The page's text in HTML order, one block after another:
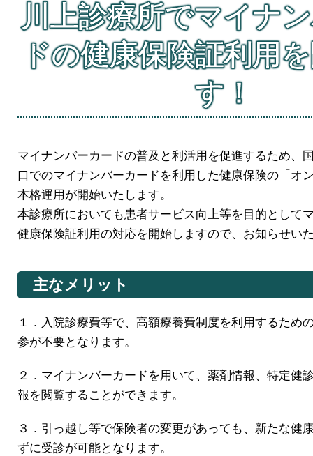
川上診療所でマイナ
ドの健康保険証利用
す！
マイナンバーカードの普及と利活用を促進するため、
口でのマイナンバーカードを利用した健康保険の「オ
本格運用が開始いた
本診療所においても患者サービス向上等を目的として
健康保険証利用の対応を開始しますので、お知らせい
主なメリット
１．入院診療費等で、高額療養費制度を利用するため
参が不要となります。
２．マイナンバーカードを用いて、薬剤情報、特定健
報を閲覧することができます。
３．引っ越し等で保険者の変更があっても、新たな健
ずに受診が可能となります。